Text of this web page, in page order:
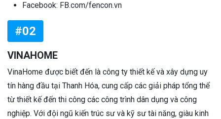
Facebook: FB.com/fencon.vn
#02
VINAHOME
VinaHome được biết đến là công ty thiết kế và xây dựng uy
tín hàng đầu tại Thanh Hóa, cung cấp các giải pháp tổng thể
từ thiết kế đến thi công các công trình dân dụng và công
nghiệp. Với đội ngũ kiến trúc sư và kỹ sư tài năng, giàu kinh